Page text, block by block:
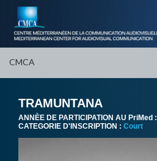
CMCA
TRAMUNTANA
ANNÈE DE PARTICIPATION AU PriMed :
CATEGORIE D'INSCRIPTION : Court